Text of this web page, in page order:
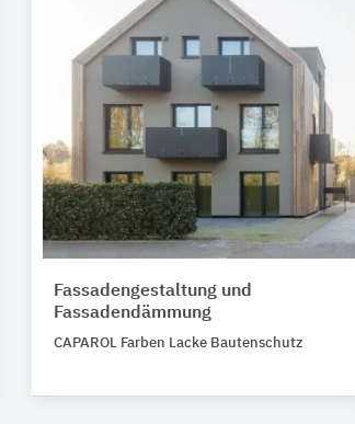
Fassadengestaltung und
Fassadendämmung
CAPAROL Farben Lacke Bautenschutz